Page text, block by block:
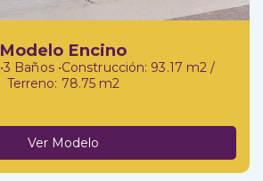
Modelo Encino
Baños •Construcción: 93.17 m2 /
Terreno: 78.75 m2
Ver Modelo